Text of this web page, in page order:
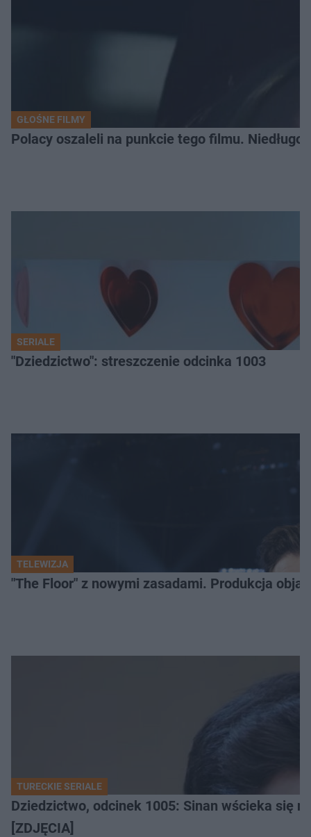
GŁOŚNE FILMY
Polacy oszaleli na punkcie tego filmu. Niedługo
SERIALE
"Dziedzictwo": streszczenie odcinka 1003
TELEWIZJA
"The Floor" z nowymi zasadami. Produkcja
TURECKIE SERIALE
Dziedzictwo, odcinek 1005: Sinan wścieka się
[ZDJĘCIA]